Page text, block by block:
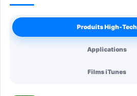
Produits High-Tech
Applications
Films iTunes